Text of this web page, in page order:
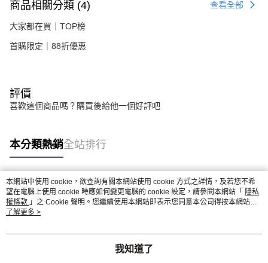
商品相關分類 (4) 查看全部
大家都在買｜TOP榜
首購限定｜88折優惠
評價
喜歡這個商品嗎？購買後給他一個好評吧
本分類熱銷全站排行
熱門標籤
本網站中使用 cookie，欲查詢有關本網站使用 cookie 方式之詳情，及若您不希
望在電腦上使用 cookie 時應如何變更電腦的 cookie 設定，請參閱本網站「 隱私
權條款 」之 Cookie 聲明。您繼續使用本網站即表示您同意本公司得按本網站使
用條款之 Cookie 聲明使用 cookie。
了解更多 >
我知道了